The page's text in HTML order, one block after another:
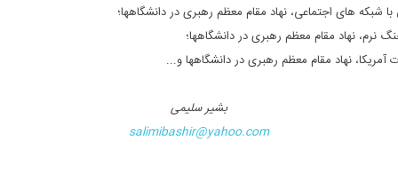
شبکه های اجتماعی، نهاد مقام معظم رهبری در دانشگاهها؛
نرم، نهاد مقام معظم رهبری در دانشگاهها؛
آمریکا، نهاد مقام معظم رهبری در دانشگاهها و...
بشیر سلیمی
salimibashir@yahoo.com